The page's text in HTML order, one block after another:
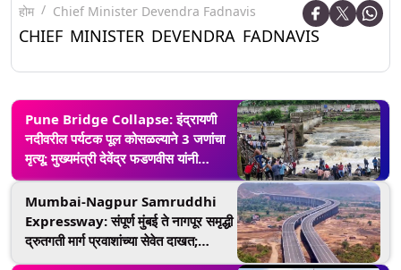
होम Chief Minister Devendra Fadnavis
CHIEF MINISTER DEVENDRA FADNAVIS
Pune Bridge Collapse: इंद्रायणी
नदीवरील पर्यटक पूल कोसळल्याने 3 जणांचा
मृत्यू; मुख्यमंत्री देवेंद्र फडणवीस यांनी
मृतांच्या कुटुंबियांप्रती व्यक्त केला शोक
Mumbai-Nagpur Samruddhi
Expressway: संपूर्ण मुंबई ते नागपूर समृद्धी
द्रुतगती मार्ग प्रवाशांच्या सेवेत दाखत;
मुख्यमंत्री देवेंद्र फडणवीसांच्या हस्ते पार